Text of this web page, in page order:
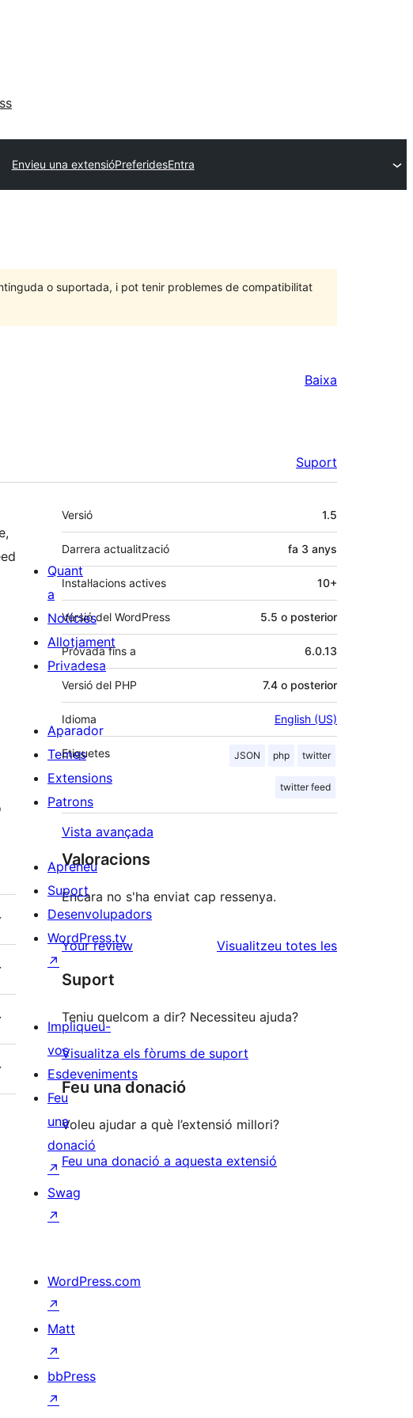
Envieu una extensióPreferidesEntra
o suportada, i pot tenir problemes de compatibilitat
Baixa
Suport
Meta
Versió 1.5
Darrera actualització fa 3 anys
Instal·lacions actives 10+
Versió del WordPress 5.5 o posterior
Provada fins a 6.0.13
Versió del PHP 7.4 o posterior
Idioma English (US)
Etiquetes JSON php twitter
twitter feed
Vista avançada
Valoracions
Encara no s'ha enviat cap ressenya.
Your review Visualitzeu totes lesressenyes
Suport
Teniu quelcom a dir? Necessiteu ajuda?
Visualitza els fòrums de suport
Feu una donació
Voleu ajudar a què l’extensió millori?
Feu una donació a aquesta extensió
Quant
a
Notícies
Allotjament
Privadesa
Aparador
Temes
Extensions
Patrons
Apreneu
Suport
Desenvolupadors
WordPress.tv
↗
Impliqueu-
vos
Esdeveniments
Feu
una
donació
↗
Swag
↗
WordPress.com
↗
Matt
↗
bbPress
↗